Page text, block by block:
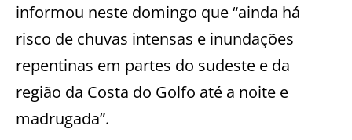
informou neste domingo que “ainda há
risco de chuvas intensas e inundações
repentinas em partes do sudeste e da
região da Costa do Golfo até a noite e
madrugada”.